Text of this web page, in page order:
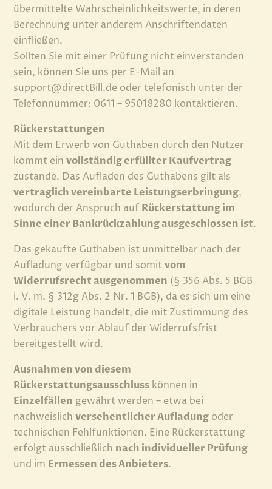
übermittelte Wahrscheinlichkeitswerte, in deren
Berechnung unter anderem Anschriftendaten
einfließen.
Sollten Sie mit einer Prüfung nicht einverstanden
sein, können Sie uns per E-Mail an
support@directBill.de oder telefonisch unter der
Telefonnummer: 0611 – 95018280 kontaktieren.
Rückerstattungen
Mit dem Erwerb von Guthaben durch den Nutzer
kommt einvollständig erfüllter Kaufvertrag
zustande. Das Aufladen des Guthabens gilt als
vertraglich vereinbarte Leistungserbringung,
wodurch der Anspruch auf Rückerstattung im
Sinne einer Bankrückzahlung ausgeschlossen ist.
Das gekaufte Guthaben ist unmittelbar nach der
Aufladung verfügbar und somitvom
Widerrufsrecht ausgenommen (§ 356 Abs. 5 BGB
i. V. m. § 312g Abs. 2 Nr. 1 BGB), da es sich um eine
digitale Leistung handelt, die mit Zustimmung des
Verbrauchers vor Ablauf der Widerrufsfrist
bereitgestellt wird.
Ausnahmen von diesem
Rückerstattungsausschluss können in
Einzelfällen gewährt werden – etwa bei
nachweislichversehentlicher Aufladung oder
technischen Fehlfunktionen. Eine Rückerstattung
erfolgt ausschließlich nach individueller Prüfung
und im Ermessen des Anbieters.